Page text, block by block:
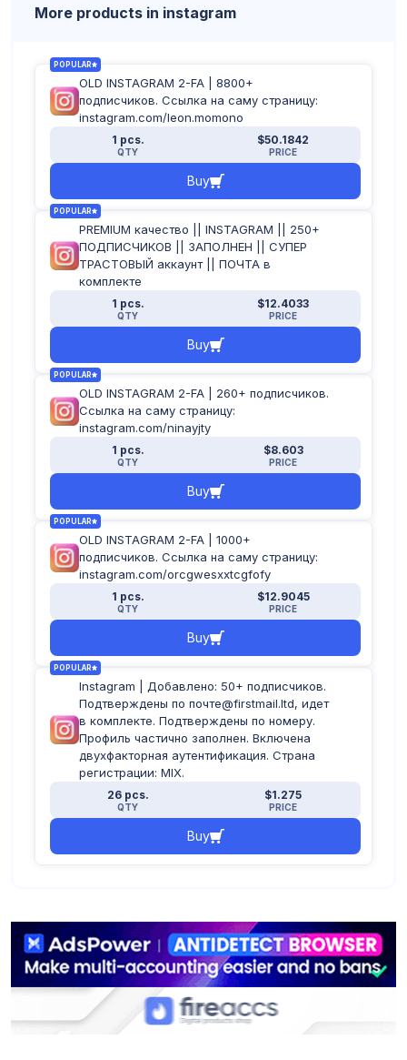
More products in instagram
POPULAR
OLD INSTAGRAM 2-FA | 8800+
подписчиков. Ссылка на саму страницу:
instagram.com/leon.momono
1 pcs.
QTY
$50.1842
PRICE
Buy
POPULAR
PREMIUM качество || INSTAGRAM || 250+
ПОДПИСЧИКОВ || ЗАПОЛНЕН || СУПЕР
ТРАСТОВЫЙ аккаунт || ПОЧТА в
комплекте
1 pcs.
QTY
$12.4033
PRICE
Buy
POPULAR
OLD INSTAGRAM 2-FA | 260+ подписчиков.
Ссылка на саму страницу:
instagram.com/ninayjty
1 pcs.
QTY
$8.603
PRICE
Buy
POPULAR
OLD INSTAGRAM 2-FA | 1000+
подписчиков. Ссылка на саму страницу:
instagram.com/orcgwesxxtcgfofy
1 pcs.
QTY
$12.9045
PRICE
Buy
POPULAR
Instagram | Добавлено: 50+ подписчиков.
Подтверждены по почте@firstmail.ltd, идет
в комплекте. Подтверждены по номеру.
Профиль частично заполнен. Включена
двухфакторная аутентификация. Страна
регистрации: MIX.
26 pcs.
QTY
$1.275
PRICE
Buy